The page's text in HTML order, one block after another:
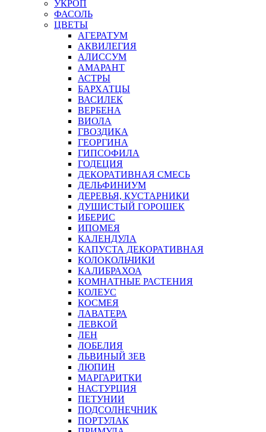
УКРОП
ФАСОЛЬ
ЦВЕТЫ
АГЕРАТУМ
АКВИЛЕГИЯ
АЛИССУМ
АМАРАНТ
АСТРЫ
БАРХАТЦЫ
ВАСИЛЕК
ВЕРБЕНА
ВИОЛА
ГВОЗДИКА
ГЕОРГИНА
ГИПСОФИЛА
ГОДЕЦИЯ
ДЕКОРАТИВНАЯ СМЕСЬ
ДЕЛЬФИНИУМ
ДЕРЕВЬЯ, КУСТАРНИКИ
ДУШИСТЫЙ ГОРОШЕК
ИБЕРИС
ИПОМЕЯ
КАЛЕНДУЛА
КАПУСТА ДЕКОРАТИВНАЯ
КОЛОКОЛЬЧИКИ
КАЛИБРАХОА
КОМНАТНЫЕ РАСТЕНИЯ
КОЛЕУС
КОСМЕЯ
ЛАВАТЕРА
ЛЕВКОЙ
ЛЕН
ЛОБЕЛИЯ
ЛЬВИНЫЙ ЗЕВ
ЛЮПИН
МАРГАРИТКИ
НАСТУРЦИЯ
ПЕТУНИИ
ПОДСОЛНЕЧНИК
ПОРТУЛАК